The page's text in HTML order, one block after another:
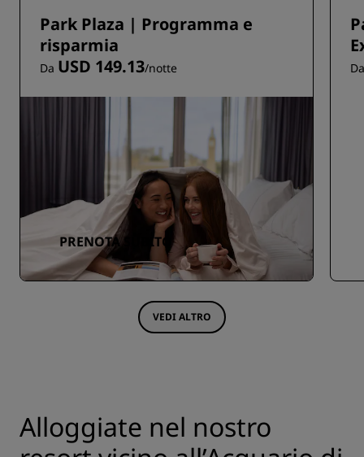
Park Plaza | Programma e
risparmia
Da USD 149.13/notte
PRENOTA SUBITO
VEDI ALTRO
Alloggiate nel nostro